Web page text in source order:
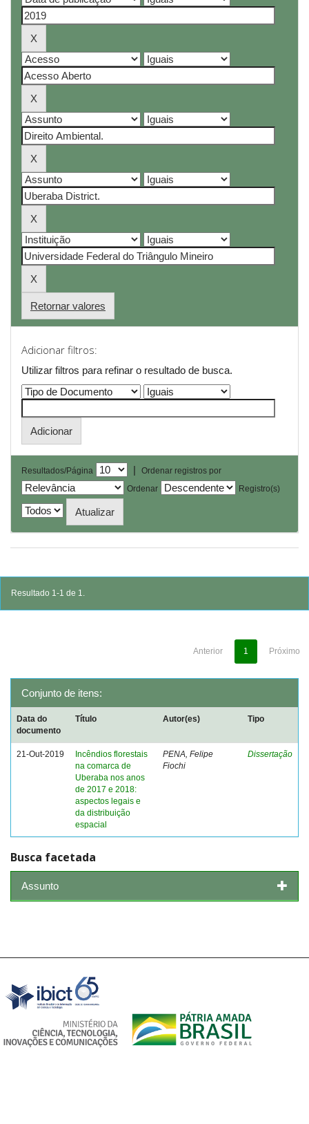
Retornar valores
Adicionar filtros:
Utilizar filtros para refinar o resultado de busca.
Resultados/Página |
Ordenar registros por
Ordenar
Registro(s)
Resultado 1-1 de 1.
Anterior 1 Próximo
Conjunto de itens:
Data do
documento
Título Autor(es) Tipo
21-Out-2019
Incêndios florestais
na comarca de
Uberaba nos anos
de 2017 e 2018:
aspectos legais e
da distribuição
espacial
PENA, Felipe
Fiochi
Dissertação
Busca facetada
Assunto